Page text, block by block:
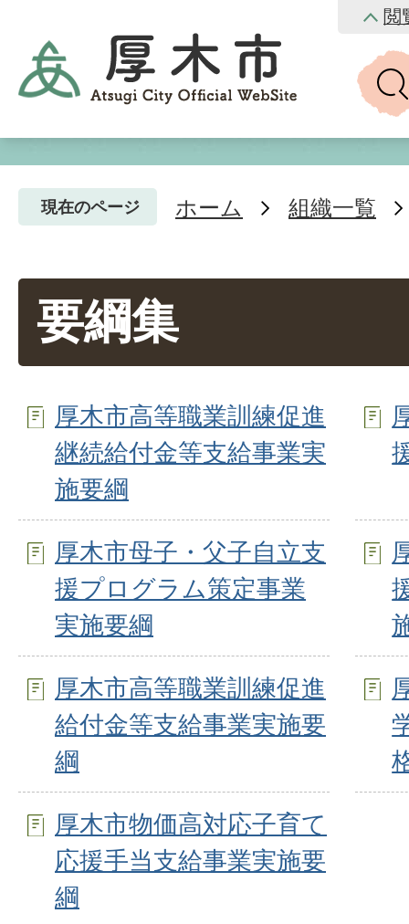
閲
現在のページ ホーム 組織一覧
要綱集
厚木市高等職業訓練促進
継続給付金等支給事業実
施要綱
厚木市母子・父子自立支
援プログラム策定事業
実施要綱
厚木市高等職業訓練促進
給付金等支給事業実施要
綱
厚木市物価高対応子育て
応援手当支給事業実施要
綱